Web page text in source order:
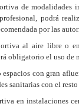
de modalidades
podrá
por las
al aire libre o
obligatorio el uso de
con gran
sanitarias con el
en instalaciones